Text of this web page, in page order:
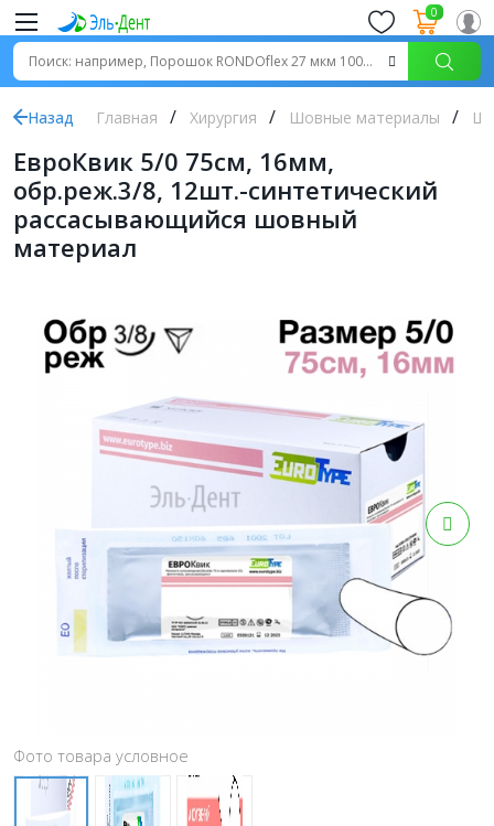
0
Назад Главная Хирургия Шовные материалы
ЕвроКвик 5/0 75см, 16мм,
обр.реж.3/8, 12шт.-синтетический
рассасывающийся шовный
материал
Фото товара условное